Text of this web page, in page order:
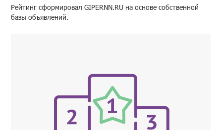
Рейтинг сформировал GIPERNN.RU на основе собственной
базы объявлений.